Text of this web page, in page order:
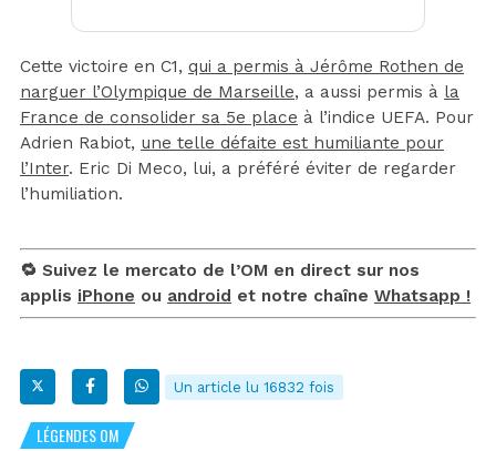
Cette victoire en C1, qui a permis à Jérôme Rothen de
narguer l’Olympique de Marseille, a aussi permis à la
France de consolider sa 5e place à l’indice UEFA. Pour
Adrien Rabiot, une telle défaite est humiliante pour
l’Inter. Eric Di Meco, lui, a préféré éviter de regarder
l’humiliation.
🔁 Suivez le mercato de l’OM en direct sur nos
applis iPhone ou android et notre chaîne Whatsapp !
Un article lu 16832 fois
LÉGENDES OM